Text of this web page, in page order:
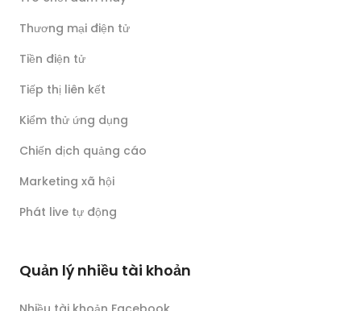
Thương mại điện tử
Tiền điện tử
Tiếp thị liên kết
Kiểm thử ứng dụng
Chiến dịch quảng cáo
Marketing xã hội
Phát live tự động
Quản lý nhiều tài khoản